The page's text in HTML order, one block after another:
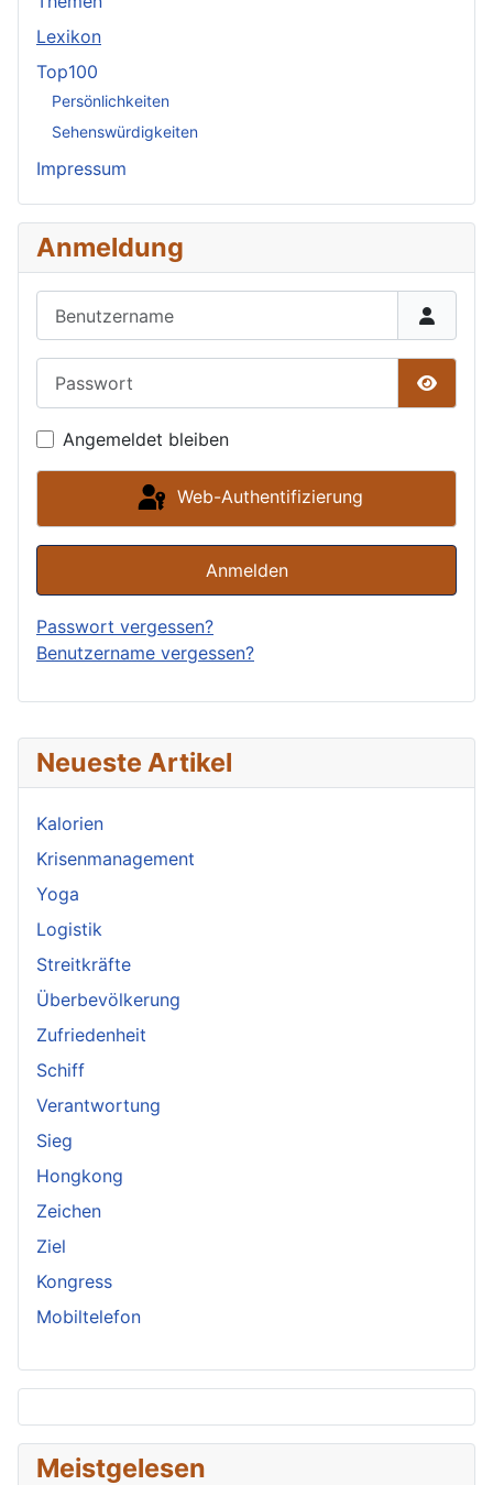
Neueste Artikel
Kalorien
Krisenmanagement
Yoga
Logistik
Streitkräfte
Überbevölkerung
Zufriedenheit
Schiff
Verantwortung
Sieg
Hongkong
Zeichen
Ziel
Kongress
Mobiltelefon
Meistgelesen
Lexikon
Top100
Persönlichkeiten
Sehenswürdigkeiten
Impressum
Anmeldung
Angemeldet bleiben
Web-Authentifizierung
Anmelden
Passwort vergessen?
Benutzername vergessen?